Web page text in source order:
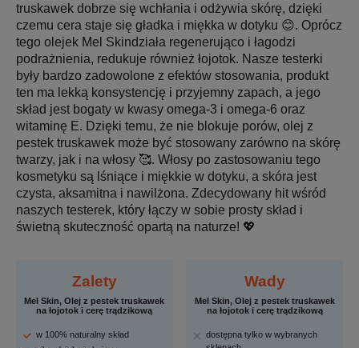
truskawek dobrze się wchłania i odżywia skórę, dzięki
czemu cera staje się gładka i miękka w dotyku 😊. Oprócz
tego olejek Mel Skindziała regenerująco i łagodzi
podrażnienia, redukuje również łojotok. Nasze testerki
były bardzo zadowolone z efektów stosowania, produkt
ten ma lekką konsystencję i przyjemny zapach, a jego
skład jest bogaty w kwasy omega-3 i omega-6 oraz
witaminę E. Dzięki temu, że nie blokuje porów, olej z
pestek truskawek może być stosowany zarówno na skórę
twarzy, jak i na włosy 🥰. Włosy po zastosowaniu tego
kosmetyku są lśniące i miękkie w dotyku, a skóra jest
czysta, aksamitna i nawilżona. Zdecydowany hit wśród
naszych testerek, który łączy w sobie prosty skład i
świetną skuteczność opartą na naturze! 💖
Zalety
Mel Skin, Olej z pestek truskawek
na łojotok i cerę trądzikową
w 100% naturalny skład
Wady
Mel Skin, Olej z pestek truskawek
na łojotok i cerę trądzikową
dostępna tylko w wybranych